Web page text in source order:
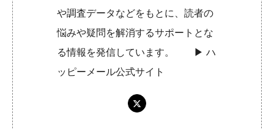
や調査データなどをもとに、読者の
悩みや疑問を解消するサポートとな
る情報を発信しています。 ▶︎ハ
ッピーメール公式サイト